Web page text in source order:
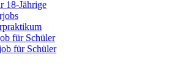
18-Jährige
für Schüler
für Schüler